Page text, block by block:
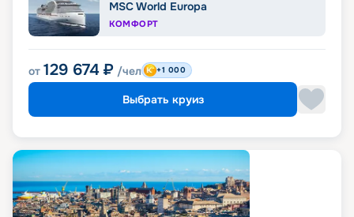
MSC World Europa
КОМФОРТ
от 129 674 ₽ /чел +1 000
Выбрать круиз